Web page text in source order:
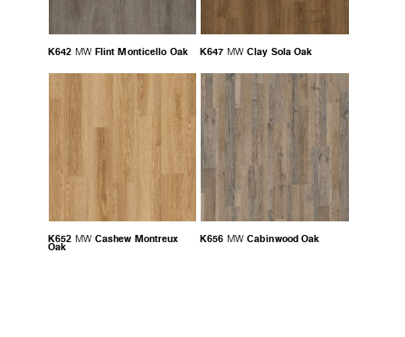
K642 MW Flint Monticello Oak K647 MW Clay Sola Oak
K652 MW Cashew Montreux
Oak
K656 MW Cabinwood Oak